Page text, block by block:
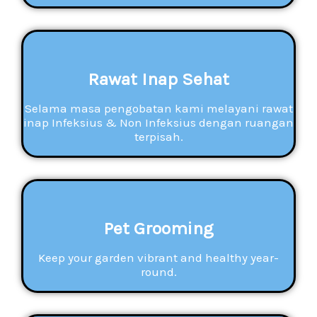
Rawat Inap Sehat
Selama masa pengobatan kami melayani rawat
inap Infeksius & Non Infeksius dengan ruangan
terpisah.
Pet Grooming
Keep your garden vibrant and healthy year-
round.